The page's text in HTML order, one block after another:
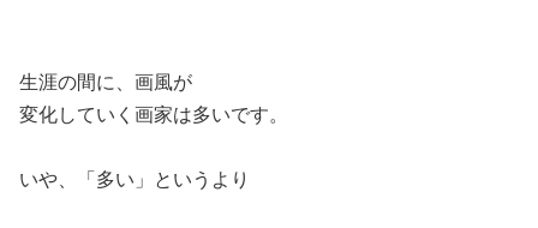
生涯の間に、画風が
変化していく画家は多いです。
いや、「多い」というより